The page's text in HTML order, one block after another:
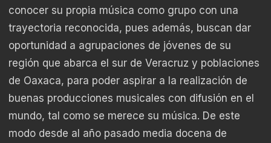
conocer su propia música como grupo con una
trayectoria reconocida, pues además, buscan dar
oportunidad a agrupaciones de jóvenes de su
región que abarca el sur de Veracruz y poblaciones
de Oaxaca, para poder aspirar a la realización de
buenas producciones musicales con difusión en el
mundo, tal como se merece su música. De este
modo desde al año pasado media docena de